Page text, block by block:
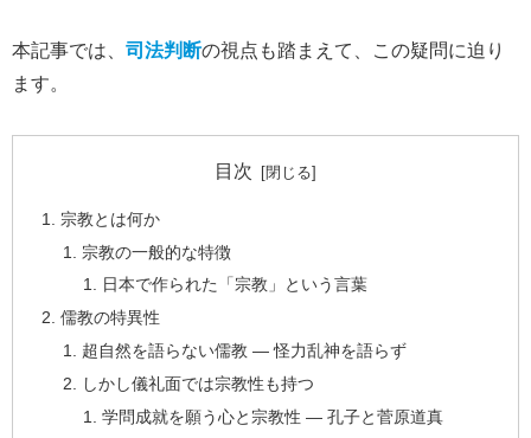
本記事では、 司法判断の視点も踏まえて、この疑問に迫り
ます。
目次
宗教とは何か
宗教の一般的な特徴
日本で作られた「宗教」という言葉
儒教の特異性
超自然を語らない儒教 ― 怪力乱神を語らず
しかし儀礼面では宗教性も持つ
学問成就を願う心と宗教性 ― 孔子と菅原道真